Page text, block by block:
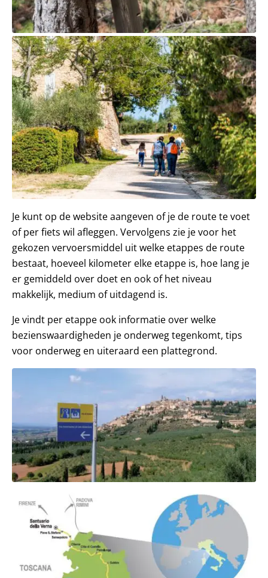
Je kunt op de website aangeven of je de route te voet
of per fiets wil afleggen. Vervolgens zie je voor het
gekozen vervoersmiddel uit welke etappes de route
bestaat, hoeveel kilometer elke etappe is, hoe lang je
er gemiddeld over doet en ook of het niveau
makkelijk, medium of uitdagend is.
Je vindt per etappe ook informatie over welke
bezienswaardigheden je onderweg tegenkomt, tips
voor onderweg en uiteraard een plattegrond.